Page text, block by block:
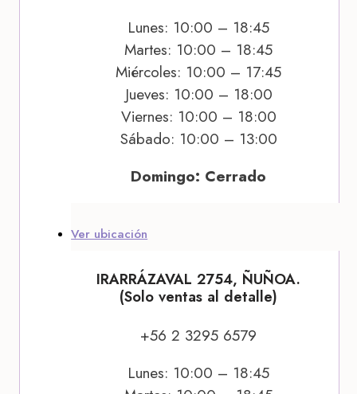
Lunes: 10:00 – 18:45
Martes: 10:00 – 18:45
Miércoles: 10:00 – 17:45
Jueves: 10:00 – 18:00
Viernes: 10:00 – 18:00
Sábado: 10:00 – 13:00
Domingo: Cerrado
Ver ubicación
IRARRÁZAVAL 2754, ÑUÑOA.
(Solo ventas al detalle)
+56 2 3295 6579
Lunes: 10:00 – 18:45